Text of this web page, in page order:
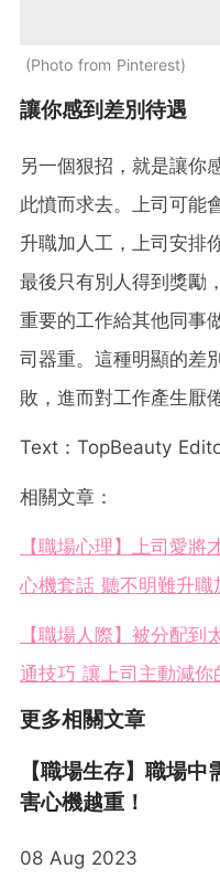
Photo from Pinterest
讓你感到差別待遇
另一個狠招，就是讓你
此憤而求去。上司可能
升職加人工，上司安排
最後只有別人得到獎勵
重要的工作給其他同事
司器重。這種明顯的差
敗，進而對工作產生厭
Text：TopBeauty
相關文章：
【職場心理】上司愛
心機套話 聽不明難升職
【職場人際】被分配
通技巧 讓上司主動減你
更多相關文章
【職場生存】職場
害心機越重！
08 Aug 2023